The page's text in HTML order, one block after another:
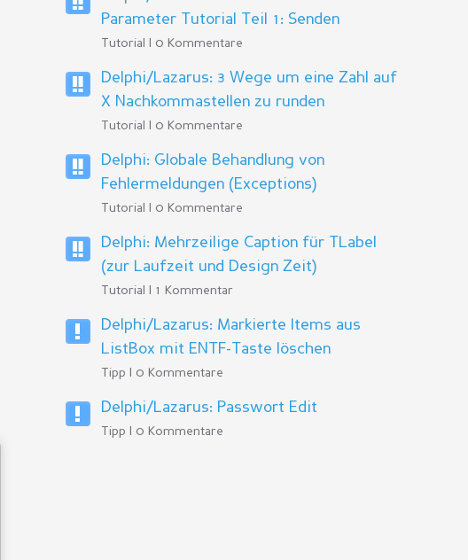
Parameter Tutorial Teil 1: Senden
Tutorial | 0 Kommentare
Delphi/Lazarus: 3 Wege um eine Zahl auf
X Nachkommastellen zu runden
Tutorial | 0 Kommentare
Delphi: Globale Behandlung von
Fehlermeldungen (Exceptions)
Tutorial | 0 Kommentare
Delphi: Mehrzeilige Caption für TLabel
(zur Laufzeit und Design Zeit)
Tutorial | 1 Kommentar
Delphi/Lazarus: Markierte Items aus
ListBox mit ENTF-Taste löschen
Tipp | 0 Kommentare
Delphi/Lazarus: Passwort Edit
Tipp | 0 Kommentare